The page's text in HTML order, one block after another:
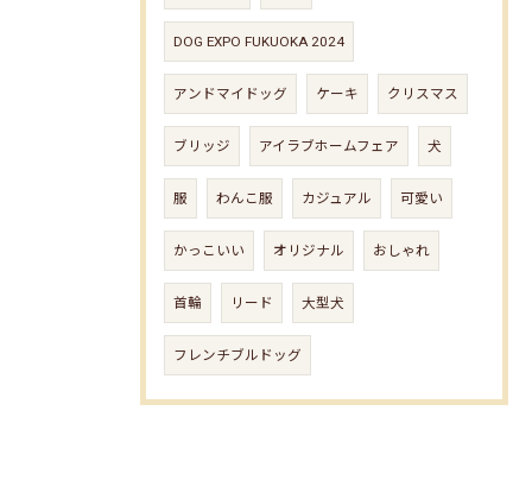
DOG EXPO FUKUOKA 2024
アンドマイドッグ ケーキ クリスマス
ブリッジ アイラブホームフェア 犬
服 わんこ服 カジュアル 可愛い
かっこいい オリジナル おしゃれ
首輪 リード 大型犬
フレンチブルドッグ